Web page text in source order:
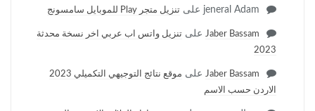
jeneral Adam على تنزيل متجر Play للموبايل سامسونج
Jaber Bassam على تنزيل واتس اب عربي اخر نسخة محدثة
2023
Jaber Bassam على
موقع نتائج التوجيهي التكميلي 2023
الاردن حسب الاسم